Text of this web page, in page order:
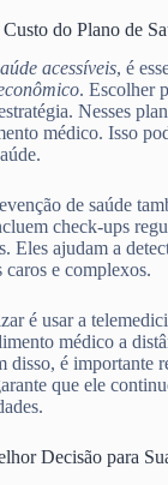
do Plano de
acessíveis, é
. Escolher
Nesses
médico. Isso
de saúde
check-ups
Eles ajudam a
e complexos.
é usar a
médico a
disso, é importante
que ele
Decisão para